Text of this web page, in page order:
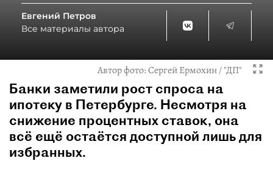
Евгений Петров
Все материалы автора
Автор фото:Сергей Ермохин / "ДП"
Банки заметили рост спроса на
ипотеку в Петербурге. Несмотря на
снижение процентных ставок, она
всё ещё остаётся доступной лишь для
избранных.